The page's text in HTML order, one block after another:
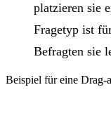
platzieren sie
Fragetyp ist
Befragten sie
Beispiel für eine Drag-